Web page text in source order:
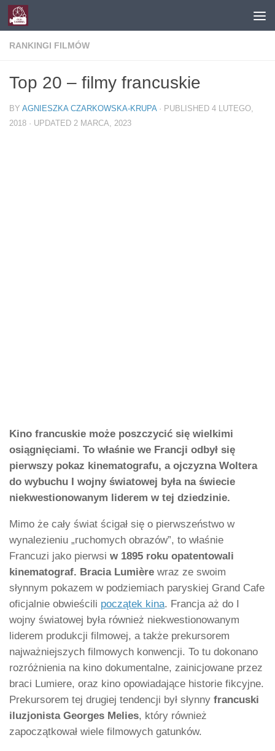
Skip to content
RANKINGI FILMÓW
Top 20 – filmy francuskie
BY AGNIESZKA CZARKOWSKA-KRUPA · PUBLISHED 4 LUTEGO,
2018 · UPDATED 2 MARCA, 2023
Kino francuskie może poszczycić się wielkimi
osiągnięciami. To właśnie we Francji odbył się
pierwszy pokaz kinematografu, a ojczyzna Woltera
do wybuchu I wojny światowej była na świecie
niekwestionowanym liderem w tej dziedzinie.
Mimo że cały świat ścigał się o pierwszeństwo w
wynalezieniu „ruchomych obrazów”, to właśnie
Francuzi jako pierwsi w 1895 roku opatentowali
kinematograf. Bracia Lumière wraz ze swoim
słynnym pokazem w podziemiach paryskiej Grand Cafe
oficjalnie obwieścili początek kina. Francja aż do I
wojny światowej była również niekwestionowanym
liderem produkcji filmowej, a także prekursorem
najważniejszych filmowych konwencji. To tu dokonano
rozróżnienia na kino dokumentalne, zainicjowane przez
braci Lumiere, oraz kino opowiadające historie fikcyjne.
Prekursorem tej drugiej tendencji był słynny francuski
iluzjonista Georges Melies, który również
zapoczątkował wiele filmowych gatunków.